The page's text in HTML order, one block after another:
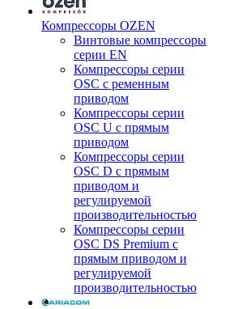
Компрессоры OZEN
Винтовые компрессоры
серии EN
Компрессоры серии
OSC с ременным
приводом
Компрессоры серии
OSC U с прямым
приводом
Компрессоры серии
OSC D с прямым
приводом и
регулируемой
производительностью
Компрессоры серии
OSC DS Premium с
прямым приводом и
регулируемой
производительностью